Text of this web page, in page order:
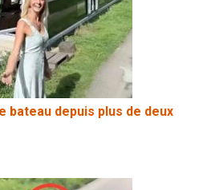
bateau depuis plus de deux